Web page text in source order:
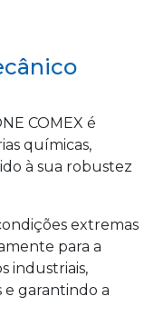
COMEX é
químicas,
à sua robustez
extremas
para a
industriais,
e garantindo a